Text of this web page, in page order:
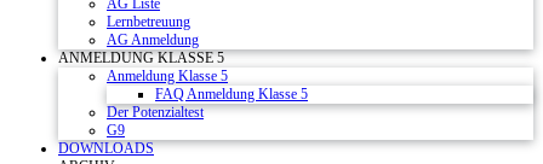
AG Liste
Lernbetreuung
AG Anmeldung
ANMELDUNG KLASSE 5
Anmeldung Klasse 5
FAQ Anmeldung Klasse 5
Der Potenzialtest
G9
DOWNLOADS